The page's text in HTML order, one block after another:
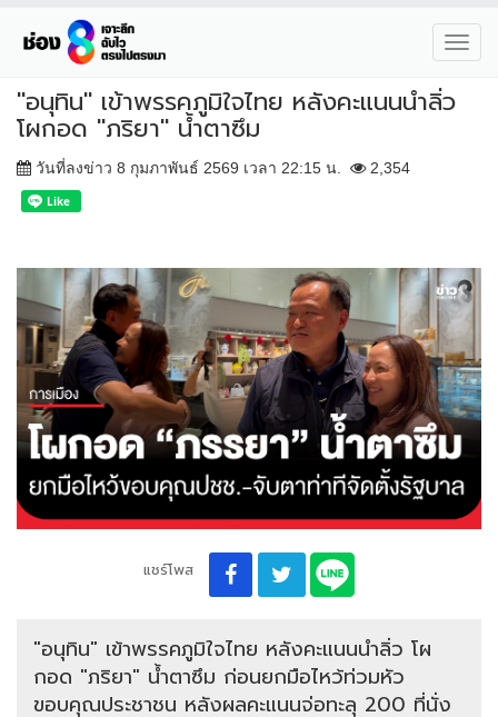
"อนุทิน" เข้าพรรคภูมิใจไทย หลังคะแนนนำลิ่ว
โผกอด "ภริยา" น้ำตาซึม
วันที่ลงข่าว 8 กุมภาพันธ์ 2569 เวลา 22:15 น. 2,354
แชร์โพส
"อนุทิน" เข้าพรรคภูมิใจไทย หลังคะแนนนำลิ่ว โผ
กอด "ภริยา" น้ำตาซึม ก่อนยกมือไหว้ท่วมหัว
ขอบคุณประชาชน หลังผลคะแนนจ่อทะลุ 200 ที่นั่ง